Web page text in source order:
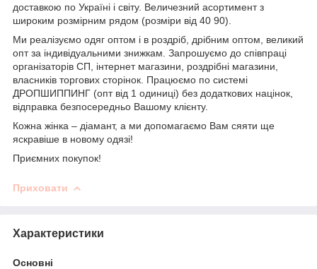
доставкою по Україні і світу. Величезний асортимент з
широким розмірним рядом (розміри від 40 90).
Ми реалізуємо одяг оптом і в роздріб, дрібним оптом, великий
опт за індивідуальними знижкам. Запрошуємо до співпраці
організаторів СП, інтернет магазини, роздрібні магазини,
власників торгових сторінок. Працюємо по системі
ДРОПШИППИНГ (опт від 1 одиниці) без додаткових націнок,
відправка безпосередньо Вашому клієнту.
Кожна жінка – діамант, а ми допомагаємо Вам сяяти ще
яскравіше в новому одязі!
Приємних покупок!
Приховати
Характеристики
Основні